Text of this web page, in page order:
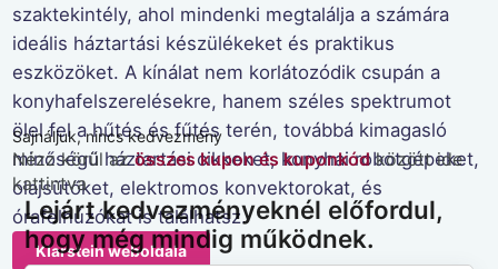
Akciók
szaktekintély, ahol mindenki megtalálja a számára
ideális háztartási készülékeket és praktikus
eszközöket. A kínálat nem korlátozódik csupán a
konyhafelszerelésekre, hanem széles spektrumot
ölel fel a hűtés és fűtés terén, továbbá kimagasló
minőségű háztartási cikkeket, konyhai robotgépeket,
olajsütőket, elektromos konvektorokat, és
órafelhúzókat is találhatsz.
Klarstein weboldala
Sajnáljuk, nincs kedvezmény
Nézz körül azösszes kupon és kuponkódközött ide
kattintva
Lejárt kedvezményeknél előfordul,
hogy még mindig működnek.